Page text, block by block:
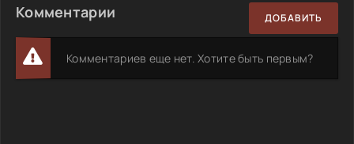
Комментарии ДОБАВИТЬ
Комментариев еще нет. Хотите быть первым?